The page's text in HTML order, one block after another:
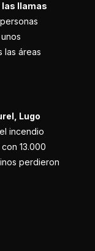
las llamas
las áreas
Lugo
incendio
13.000
perdieron